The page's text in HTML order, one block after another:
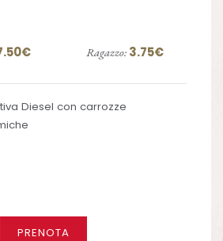
Ragazzo: 3.75€
Diesel con carrozze
PRENOTA